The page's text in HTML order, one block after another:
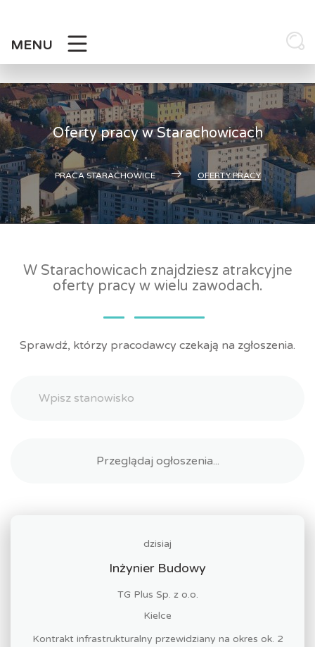
MENU
Oferty pracy w Starachowicach
PRACA STARACHOWICE OFERTY PRACY
W Starachowicach znajdziesz atrakcyjne
oferty pracy w wielu zawodach.
Sprawdź, którzy pracodawcy czekają na zgłoszenia.
dzisiaj
Inżynier Budowy
TG Plus Sp. z o.o.
Kielce
Kontrakt infrastrukturalny przewidziany na okres ok. 2